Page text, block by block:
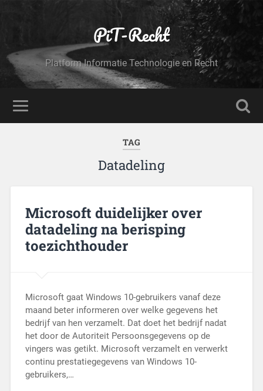
PiT-Recht
Platform Informatie Technologie en Recht
TAG
Datadeling
Microsoft duidelijker over
datadeling na berisping
toezichthouder
Microsoft gaat Windows 10-gebruikers vanaf deze
maand beter informeren over welke gegevens het
bedrijf van hen verzamelt. Dat doet het bedrijf nadat
het door de Autoriteit Persoonsgegevens op de
vingers was getikt. Microsoft verzamelt en verwerkt
continu prestatiegegevens van Windows 10-
gebruikers,…